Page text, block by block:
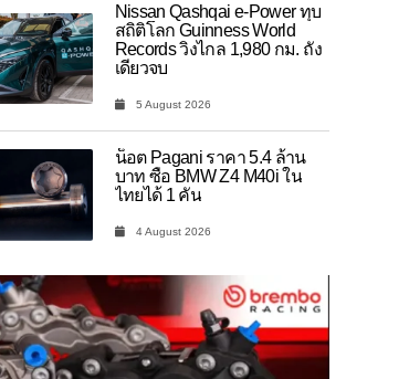
Nissan Qashqai e-Power ทุบ
สถิติโลก Guinness World
Records วิ่งไกล 1,980 กม. ถัง
เดียวจบ
5 August 2026
น็อต Pagani ราคา 5.4 ล้าน
บาท ซื้อ BMW Z4 M40i ใน
ไทยได้ 1 คัน
4 August 2026